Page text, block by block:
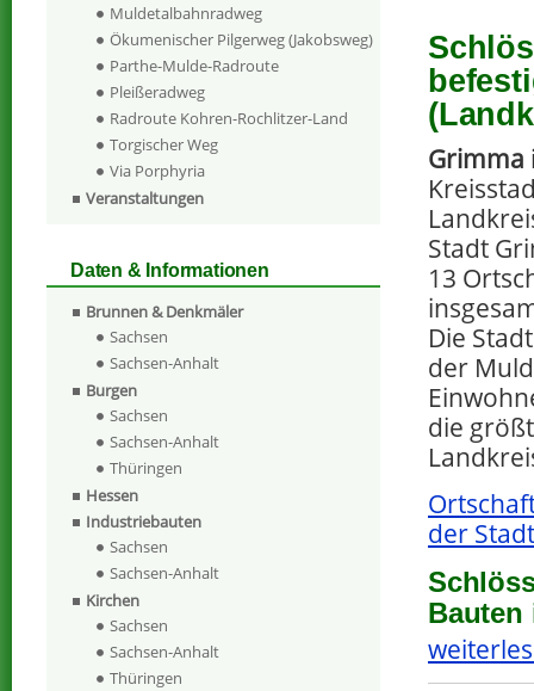
Grimma
Stadt
13
Die
der
die
der
Bauten
Muldetalbahnradweg
Ökumenischer Pilgerweg (Jakobsweg)
Parthe-Mulde-Radroute
Pleißeradweg
Radroute Kohren-Rochlitzer-Land
Torgischer Weg
Via Porphyria
Veranstaltungen
Daten & Informationen
Brunnen & Denkmäler
Sachsen
Sachsen-Anhalt
Burgen
Sachsen
Sachsen-Anhalt
Thüringen
Hessen
Industriebauten
Sachsen
Sachsen-Anhalt
Kirchen
Sachsen
Sachsen-Anhalt
Thüringen